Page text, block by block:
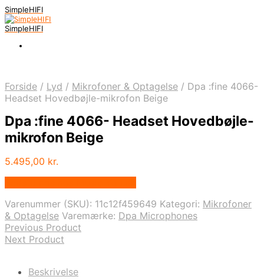
SimpleHIFI
SimpleHIFI
Forside / Lyd / Mikrofoner & Optagelse / Dpa :fine 4066-
Headset Hovedbøjle-mikrofon Beige
Dpa :fine 4066- Headset Hovedbøjle-
mikrofon Beige
5.495,00 kr.
Varenummer (SKU): 11c12f459649 Kategori: Mikrofoner
& Optagelse Varemærke: Dpa Microphones
Previous Product
Next Product
Beskrivelse